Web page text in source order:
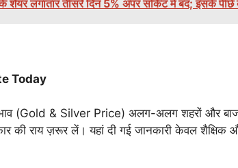
लगातार तीसरे दिन 5% अपर सर्किट में बंद; इसके पीछे
Today
(Gold & Silver Price) अलग-अलग शहरों और
की राय ज़रूर लें। यहां दी गई जानकारी केवल शैक्षिक